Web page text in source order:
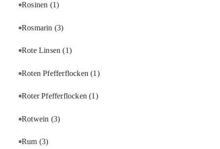
Rosinen (1)
Rosmarin (3)
Rote Linsen(1)
Roten Pfefferflocken(1)
Roter Pfefferflocken(1)
Rotwein (3)
Rum (3)